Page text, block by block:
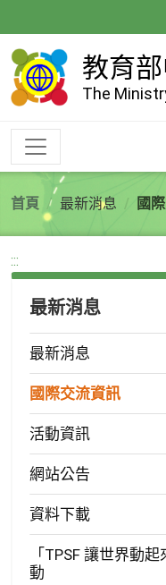
到
主
內
教育
The
首頁 最新消息 國
:::
最新消息
最新消息
國際交流資訊
活動資訊
網站公告
資料下載
「TPSF 讓世界動
動